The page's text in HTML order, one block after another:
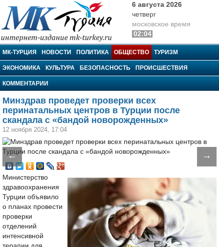
МК-Турция
6 августа 2026
четверг
московское время
02:04
МК-ТУРЦИЯ НОВОСТИ ПОЛИТИКА ОБЩЕСТВО ТУРИЗМ
ЭКОНОМИКА КУЛЬТУРА БЕЗОПАСНОСТЬ ПРОИСШЕСТВИЯ
КОММЕНТАРИИ
Минздрав проведет проверки всех
перинатальных центров в Турции после
скандала с «бандой новорожденных»
12 ноября 2024, 17:04
← →
Министерство
здравоохранения
Турции объявило
о планах провести
проверки
отделений
интенсивной